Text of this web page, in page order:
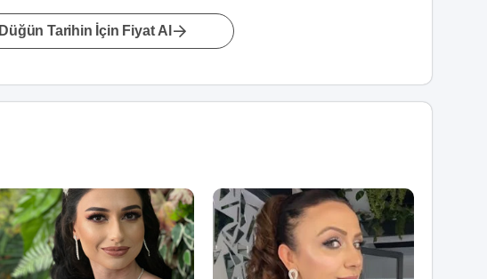
Düğün Tarihin İçin Fiyat Al